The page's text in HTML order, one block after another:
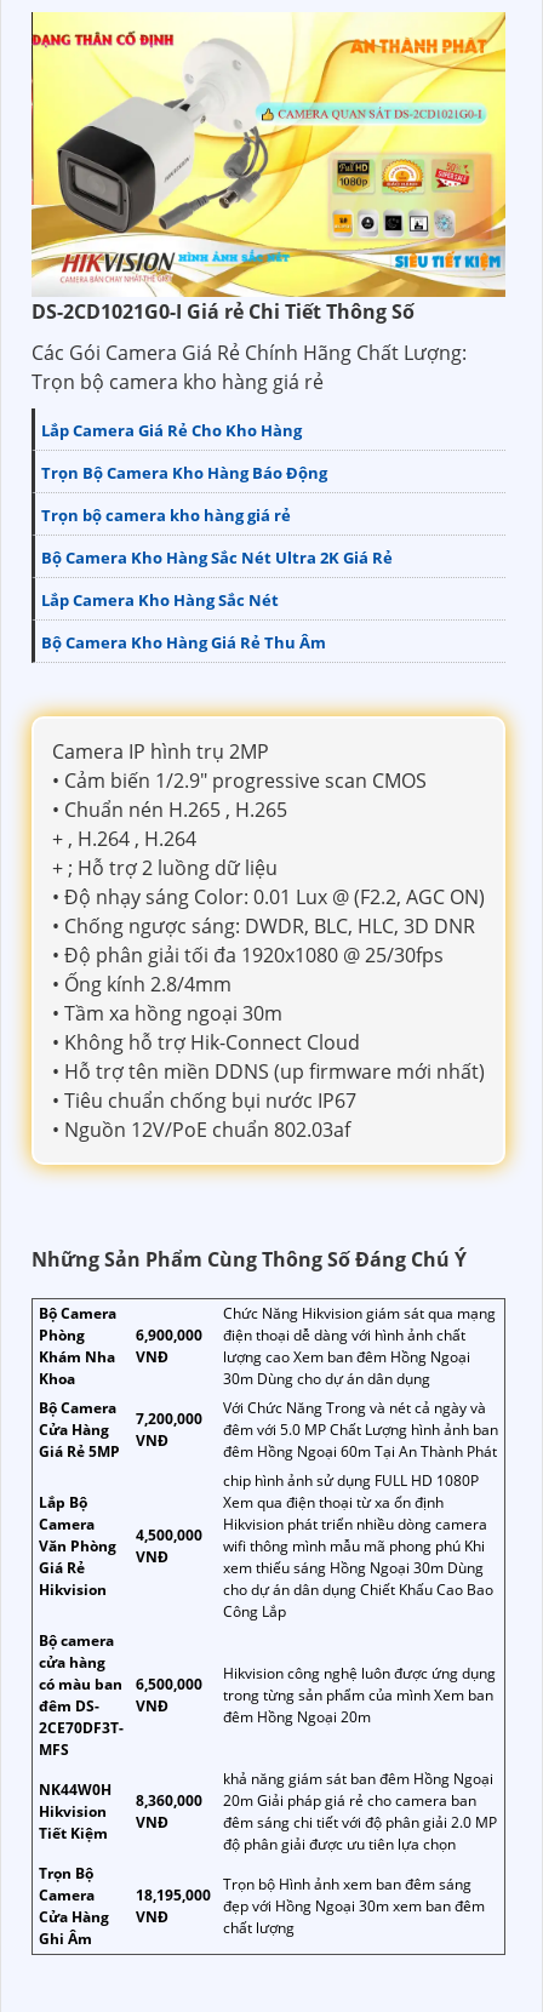
DS-2CD1021G0-I Giá rẻ Chi Tiết Thông Số
Các Gói Camera Giá Rẻ Chính Hãng Chất Lượng:
Trọn bộ camera kho hàng giá rẻ
Lắp Camera Giá Rẻ Cho Kho Hàng
Trọn Bộ Camera Kho Hàng Báo Động
Trọn bộ camera kho hàng giá rẻ
Bộ Camera Kho Hàng Sắc Nét Ultra 2K Giá Rẻ
Lắp Camera Kho Hàng Sắc Nét
Bộ Camera Kho Hàng Giá Rẻ Thu Âm
Camera IP hình trụ 2MP
• Cảm biến 1/2.9" progressive scan CMOS
• Chuẩn nén H.265 , H.265
+ , H.264 , H.264
+ ; Hỗ trợ 2 luồng dữ liệu
• Độ nhạy sáng Color: 0.01 Lux @ (F2.2, AGC ON)
• Chống ngược sáng: DWDR, BLC, HLC, 3D DNR
• Độ phân giải tối đa 1920x1080 @ 25/30fps
• Ống kính 2.8/4mm
• Tầm xa hồng ngoại 30m
• Không hỗ trợ Hik-Connect Cloud
• Hỗ trợ tên miền DDNS (up firmware mới nhất)
• Tiêu chuẩn chống bụi nước IP67
• Nguồn 12V/PoE chuẩn 802.03af
Những Sản Phẩm Cùng Thông Số Đáng Chú Ý
Bộ Camera
Phòng
Khám Nha
Khoa
6,900,000
VNĐ
Chức Năng Hikvision giám sát qua mạng
điện thoại dễ dàng với hình ảnh chất
lượng cao Xem ban đêm Hồng Ngoại
30m Dùng cho dự án dân dụng
Bộ Camera
Cửa Hàng
Giá Rẻ 5MP
7,200,000
VNĐ
Với Chức Năng Trong và nét cả ngày và
đêm với 5.0 MP Chất Lượng hình ảnh ban
đêm Hồng Ngoại 60m Tại An Thành Phát
Lắp Bộ
Camera
Văn Phòng
Giá Rẻ
Hikvision
4,500,000
VNĐ
chip hình ảnh sử dụng FULL HD 1080P
Xem qua điện thoại từ xa ổn định
Hikvision phát triển nhiều dòng camera
wifi thông mình mẫu mã phong phú Khi
xem thiếu sáng Hồng Ngoại 30m Dùng
cho dự án dân dụng Chiết Khấu Cao Bao
Công Lắp
Bộ camera
cửa hàng
có màu ban
đêm DS-
2CE70DF3T-
MFS
6,500,000
VNĐ
Hikvision công nghệ luôn được ứng dụng
trong từng sản phẩm của mình Xem ban
đêm Hồng Ngoại 20m
NK44W0H
Hikvision
Tiết Kiệm
8,360,000
VNĐ
khả năng giám sát ban đêm Hồng Ngoại
20m Giải pháp giá rẻ cho camera ban
đêm sáng chi tiết với độ phân giải 2.0 MP
độ phân giải được ưu tiên lựa chọn
Trọn Bộ
Camera
Cửa Hàng
Ghi Âm
18,195,000
VNĐ
Trọn bộ Hình ảnh xem ban đêm sáng
đẹp với Hồng Ngoại 30m xem ban đêm
chất lượng